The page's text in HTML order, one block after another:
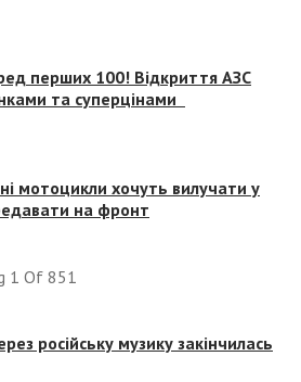
перших 100! Відкриття АЗС
та суперцінами
мотоцикли хочуть вилучати у
на фронт
1 Of 851
російську музику закінчилась